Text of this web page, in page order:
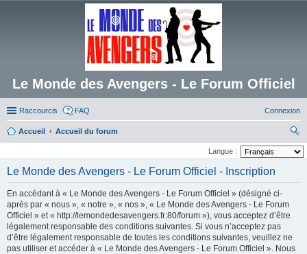
Le Monde des Avengers - Le Forum Officiel
Raccourcis FAQ Connexion
Accueil
Accueil du forum
ec
ch
Langue :
Le Monde des Avengers - Le Forum Officiel - Inscription
En accédant à « Le Monde des Avengers - Le Forum Officiel » (désigné ci-
après par « nous », « notre », « nos », « Le Monde des Avengers - Le Forum
Officiel » et « http://lemondedesavengers.fr:80/forum »), vous acceptez d’être
légalement responsable des conditions suivantes. Si vous n’acceptez pas
d’être légalement responsable de toutes les conditions suivantes, veuillez ne
pas utiliser et accéder à « Le Monde des Avengers - Le Forum Officiel ». Nous